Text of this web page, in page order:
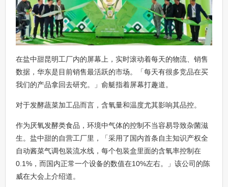
在盐中甜昆明工厂内的屏幕上，实时滚动着每天的物流、销售
数据，华东是目前销售最活跃的市场。「每天有很多竞品在买
我们的产品拿回去研究。」俞艇指着屏幕打趣道。
对于发酵蔬菜加工品而言，含氧量和温度尤其影响其品控。
作为厌氧发酵类食品，环境中气体的控制不当容易导致杂菌滋
生。盐中甜的自营工厂里，「采用了国内首条自主知识产权全
自动酱菜气调包装流水线，每个包装盒里面的含氧率控制在
0.1%，而国内正常一个设备的数值在10%左右。」该公司的陈
威在大会上介绍道。